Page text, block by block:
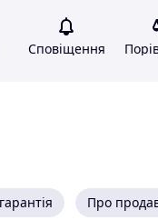
Сповіщення
Про